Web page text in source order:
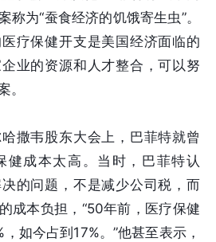
称为“蚕食经济的饥饿寄生虫”。
疗保健开支是美国经济面临的
业的资源和人才整合，可以努
。
撒韦股东大会上，巴菲特就曾
健成本太高。当时，巴菲特认
的问题，不是减少公司税，而
成本负担，“50年前，医疗保健
如今占到17%。”他甚至表示，